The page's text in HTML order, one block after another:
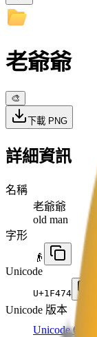
老爺爺
🎨
下載 PNG
詳細資訊
名稱
老爺爺
old man
字形
👴
Unicode
U+1F474
Unicode 版本
Unicode 6.0